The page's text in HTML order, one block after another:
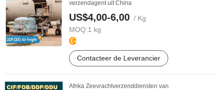
verzendagent uit China
US$4,00-6,00 / Kg
MOQ:1 kg
Contacteer de Leverancier
Afrika Zeevrachtverzenddiensten van